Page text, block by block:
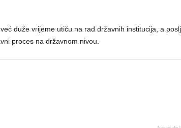
duže vrijeme utiču na rad državnih institucija, a
proces na državnom nivou.